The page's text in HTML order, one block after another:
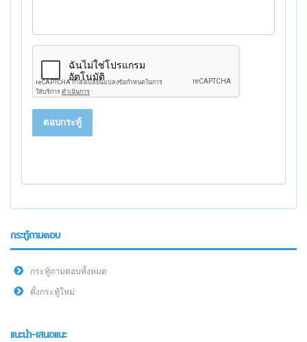
ตอบกระทู้
กระทู้ถามตอบ
กระทู้ถามตอบทั้งหมด
ตั้งกระทู้ใหม่
แนะนำ-เสนอแนะ